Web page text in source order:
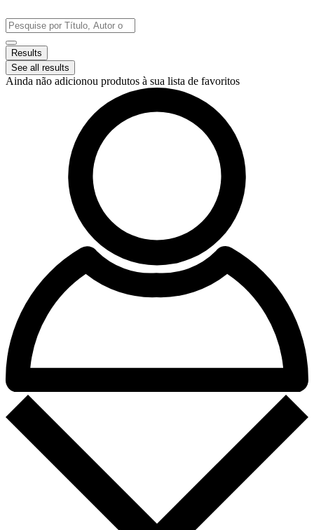
para
o
conteúdo
Search
...
Results
See all results
Ainda não adicionou produtos à sua lista de favoritos